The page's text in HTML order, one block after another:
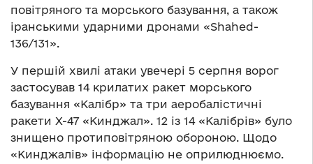
повітряного та морського базування, а також
іранськими ударними дронами «Shahed-
136/131».
У першій хвилі атаки увечері 5 серпня ворог
застосував 14 крилатих ракет морського
базування «Калібр» та три аеробалістичні
ракети Х-47 «Кинджал». 12 із 14 «Калібрів» було
знищено протиповітряною обороною. Щодо
«Кинджалів» інформацію не оприлюднюємо.